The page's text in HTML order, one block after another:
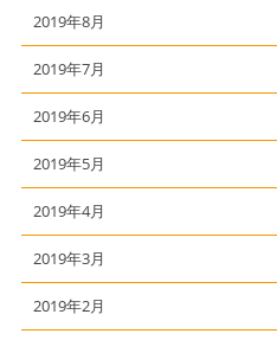
2019年8月
2019年7月
2019年6月
2019年5月
2019年4月
2019年3月
2019年2月